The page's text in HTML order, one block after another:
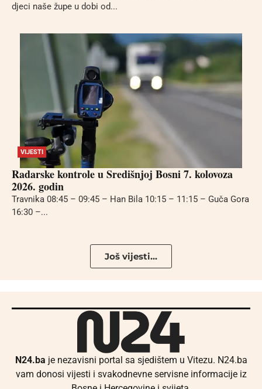
djeci naše župe u dobi od...
VIJESTI
Radarske kontrole u Središnjoj Bosni 7. kolovoza
2026. godin
Travnika 08:45 – 09:45 – Han Bila 10:15 – 11:15 – Guča Gora
16:30 –...
Još vijesti...
N24.ba je nezavisni portal sa sjedištem u Vitezu. N24.ba
vam donosi vijesti i svakodnevne servisne informacije iz